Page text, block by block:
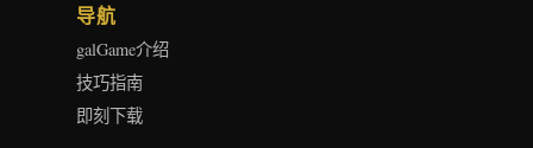
导航
galGame介绍
技巧指南
即刻下载